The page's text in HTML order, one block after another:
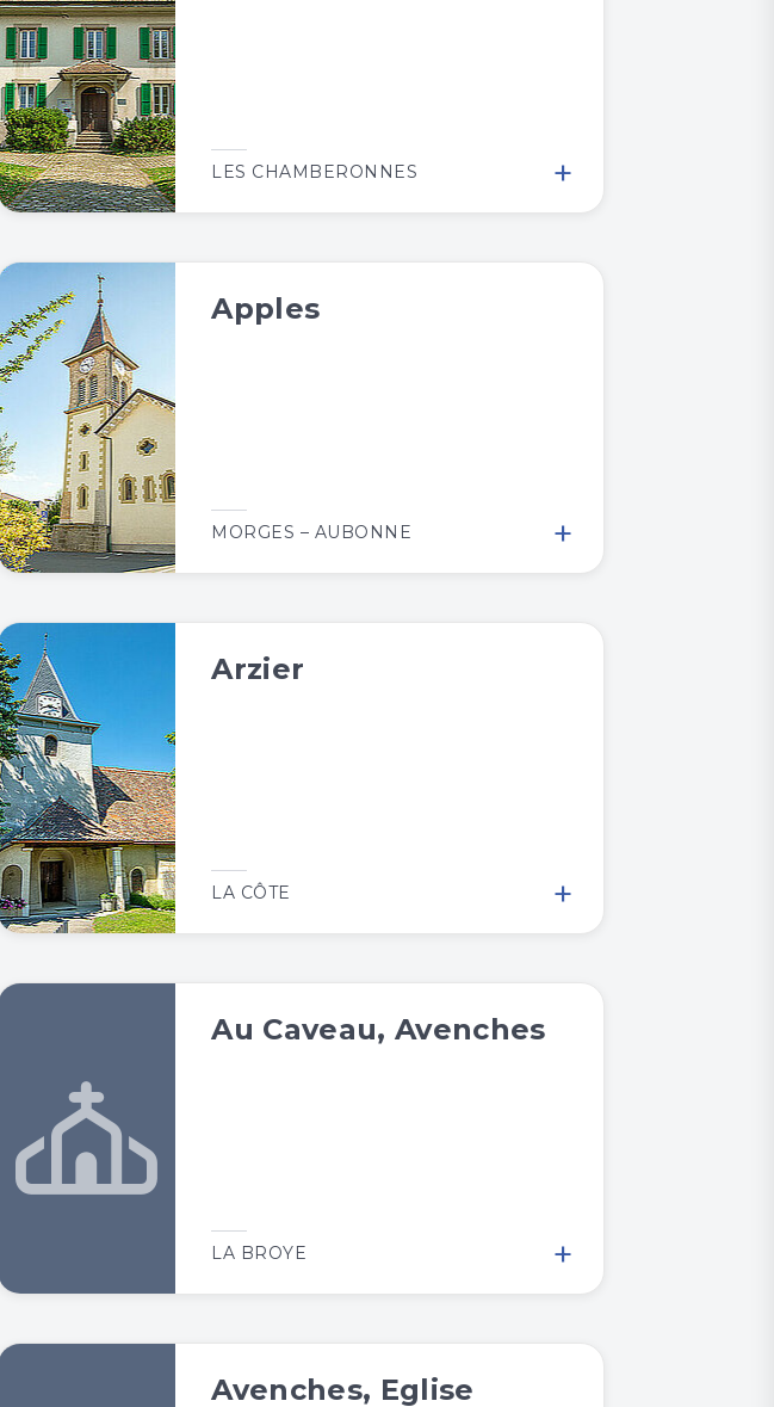
LES CHAMBERONNES +
Apples
MORGES – AUBONNE +
Arzier
LA CÔTE +
Au Caveau, Avenches
LA BROYE +
Avenches, Eglise